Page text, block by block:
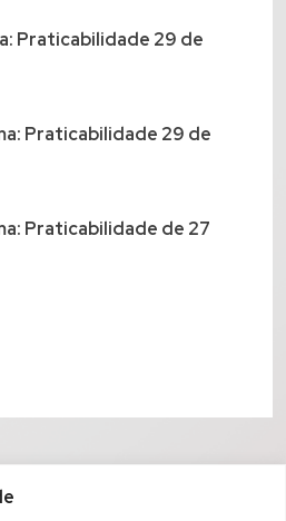
Praticabilidade 29 de
Praticabilidade 29 de
Praticabilidade de 27